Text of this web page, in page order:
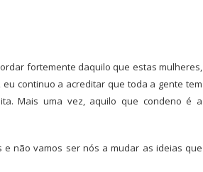
fortemente daquilo que estas mulheres,
continuo a acreditar que toda a gente tem
Mais uma vez, aquilo que condeno é a
não vamos ser nós a mudar as ideias que